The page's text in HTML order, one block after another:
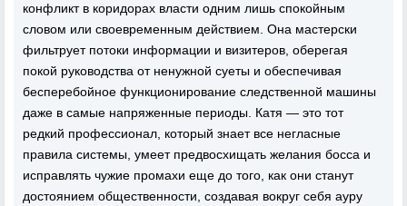
конфликт в коридорах власти одним лишь спокойным
словом или своевременным действием. Она мастерски
фильтрует потоки информации и визитеров, оберегая
покой руководства от ненужной суеты и обеспечивая
бесперебойное функционирование следственной машины
даже в самые напряженные периоды. Катя — это тот
редкий профессионал, который знает все негласные
правила системы, умеет предвосхищать желания босса и
исправлять чужие промахи еще до того, как они станут
достоянием общественности, создавая вокруг себя ауру